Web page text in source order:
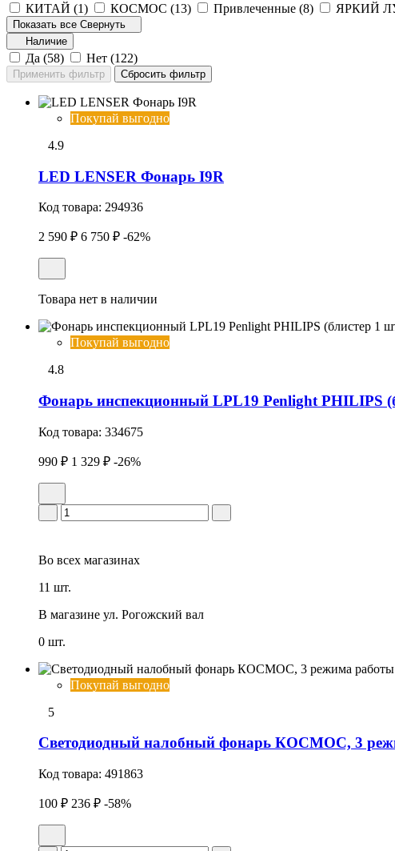
КИТАЙ (1) КОСМОС (13) Привлеченные (8) ЯРКИЙ
Показать все Свернуть
Наличие
Да (58) Нет (122)
Покупай выгодно
4.9
LED LENSER Фонарь I9R
Код товара: 294936
2 590 ₽ 6 750 ₽ -62%
Товара нет в наличии
Покупай выгодно
4.8
Фонарь инспекционный LPL19 Penlight PHILIPS
Код товара: 334675
990 ₽ 1 329 ₽ -26%
Во всех магазинах
11 шт.
В магазине ул. Рогожский вал
0 шт.
Покупай выгодно
5
Светодиодный налобный фонарь КОСМОС, 3
Код товара: 491863
100 ₽ 236 ₽ -58%